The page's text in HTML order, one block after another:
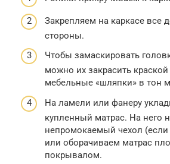
Закрепляем на каркасе все
стороны.
Чтобы замаскировать
можно их закрасить
мебельные «шляпки» в тон
На ламели или фанеру
купленный матрас. На него
непромокаемый чехол
или оборачиваем матрас
покрывалом.